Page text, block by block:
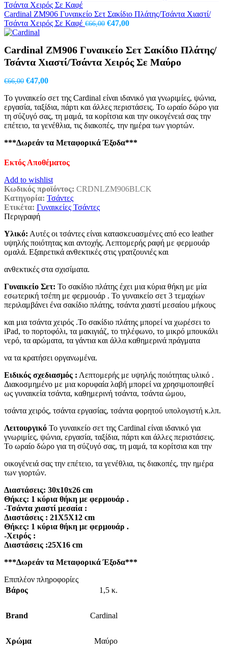
€37,00.
Cardinal ZM906 Γυναικείο Σετ Σακίδιο Πλάτης/Τσάντα Χιαστί/
Τσάντα Χειρός Σε Καφέ €66,00 Original
€66,00.
€47,00Η
είναι:
€47,00.
Cardinal ZM906 Γυναικείο Σετ Σακίδιο Πλάτης/
Τσάντα Χιαστί/Τσάντα Χειρός Σε Μαύρο
€66,00 Original
was:
€66,00.
€47,00Η
τιμή
είναι:
€47,00.
Το γυναικείο σετ της Cardinal είναι ιδανικό για γνωριμίες, ψώνια,
εργασία, ταξίδια, πάρτι και άλλες περιστάσεις. Το ωραίο δώρο για
τη σύζυγό σας, τη μαμά, τα κορίτσια και την οικογένειά σας την
επέτειο, τα γενέθλια, τις διακοπές, την ημέρα των γιορτών.
***Δωρεάν τα Μεταφορικά Έξοδα***
Εκτός Αποθέματος
Add to wishlist
Κωδικός προϊόντος: CRDNLZM906BLCK
Κατηγορία: Τσάντες
Ετικέτα: Γυναικείες Τσάντες
Περιγραφή
Υλικό: Αυτές οι τσάντες είναι κατασκευασμένες από eco leather
υψηλής ποιότητας και αντοχής. Λεπτομερής ραφή με φερμουάρ
ομαλά. Εξαιρετικά ανθεκτικές στις γρατζουνιές και
ανθεκτικές στα σχισίματα.
Γυναικείο Σετ: Το σακίδιο πλάτης έχει μια κύρια θήκη με μία
εσωτερική τσέπη με φερμουάρ . Το γυναικείο σετ 3 τεμαχίων
περιλαμβάνει ένα σακίδιο πλάτης, τσάντα χιαστί μεσαίου μήκους
και μια τσάντα χειρός .Το σακίδιο πλάτης μπορεί να χωρέσει το
iPad, το πορτοφόλι, τα μακιγιάζ, το τηλέφωνο, το μικρό μπουκάλι
νερό, τα αρώματα, τα γάντια και άλλα καθημερινά πράγματα
να τα κρατήσει οργανωμένα.
Ειδικός σχεδιασμός : Λεπτομερής με υψηλής ποιότητας υλικό .
Διακοσμημένο με μια κορυφαία λαβή μπορεί να χρησιμοποιηθεί
ως γυναικεία τσάντα, καθημερινή τσάντα, τσάντα ώμου,
τσάντα χειρός, τσάντα εργασίας, τσάντα φορητού υπολογιστή κ.λπ.
Λειτουργικό Το γυναικείο σετ της Cardinal είναι ιδανικό για
γνωριμίες, ψώνια, εργασία, ταξίδια, πάρτι και άλλες περιστάσεις.
Το ωραίο δώρο για τη σύζυγό σας, τη μαμά, τα κορίτσια και την
οικογένειά σας την επέτειο, τα γενέθλια, τις διακοπές, την ημέρα
των γιορτών.
Διαστάσεις: 30x10x26 cm
Θήκες: 1 κύρια θήκη με φερμουάρ .
-Τσάντα χιαστί μεσαία :
Διαστάσεις : 21Χ5Χ12 cm
Θήκες: 1 κύρια θήκη με φερμουάρ .
-Χειρός :
Διαστάσεις :25X16 cm
***Δωρεάν τα Μεταφορικά Έξοδα***
Επιπλέον πληροφορίες
Βάρος
1,5 κ.
Brand Cardinal
Χρώμα Μαύρο